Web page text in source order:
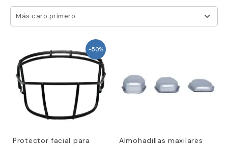
Más caro primero
-50%
Protector facial para
Almohadillas maxilares